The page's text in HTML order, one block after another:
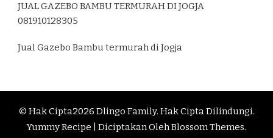
JUAL GAZEBO BAMBU TERMURAH DI JOGJA
081910128305
Jual Gazebo Bambu termurah di Jogja
© Hak Cipta2026 Dlingo Family. Hak Cipta Dilindungi.
Yummy Recipe | Diciptakan OlehBlossom Themes.